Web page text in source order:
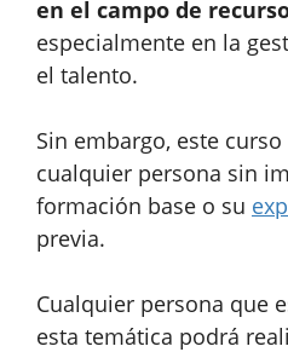
en el campo de
especialmente en la
el talento.
Sin embargo, este
cualquier persona sin
formación base o su
previa.
Cualquier persona que
esta temática podrá